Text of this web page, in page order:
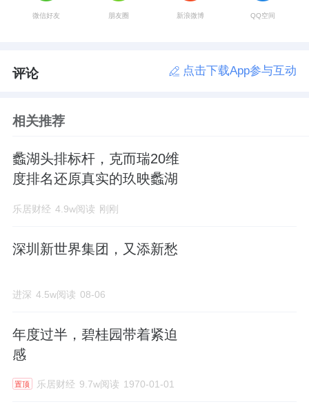
微信好友 朋友圈 新浪微博 QQ空间
评论 点击下载App参与互动
相关推荐
蠡湖头排标杆，克而瑞20维
度排名还原真实的玖映蠡湖
乐居财经 4.9w阅读 刚刚
深圳新世界集团，又添新愁
进深 4.5w阅读 08-06
年度过半，碧桂园带着紧迫
感
置顶 乐居财经 9.7w阅读 1970-01-01